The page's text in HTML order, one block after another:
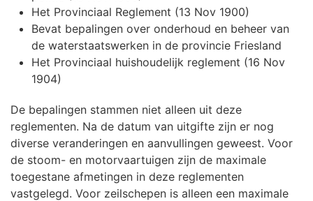
Het Provinciaal Reglement (13 Nov 1900)
Bevat bepalingen over onderhoud en beheer van
de waterstaatswerken in de provincie Friesland
Het Provinciaal huishoudelijk reglement (16 Nov
1904)
De bepalingen stammen niet alleen uit deze
reglementen. Na de datum van uitgifte zijn er nog
diverse veranderingen en aanvullingen geweest. Voor
de stoom- en motorvaartuigen zijn de maximale
toegestane afmetingen in deze reglementen
vastgelegd. Voor zeilschepen is alleen een maximale